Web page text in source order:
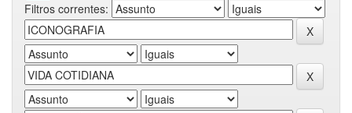
Filtros correntes: